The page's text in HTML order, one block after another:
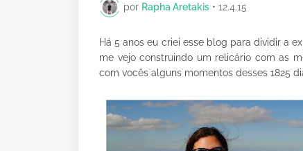
por Rapha Aretakis • 12.4.15
Há 5 anos eu criei esse blog para dividir a
me vejo construindo um relicário com as
com vocês alguns momentos desses 1825